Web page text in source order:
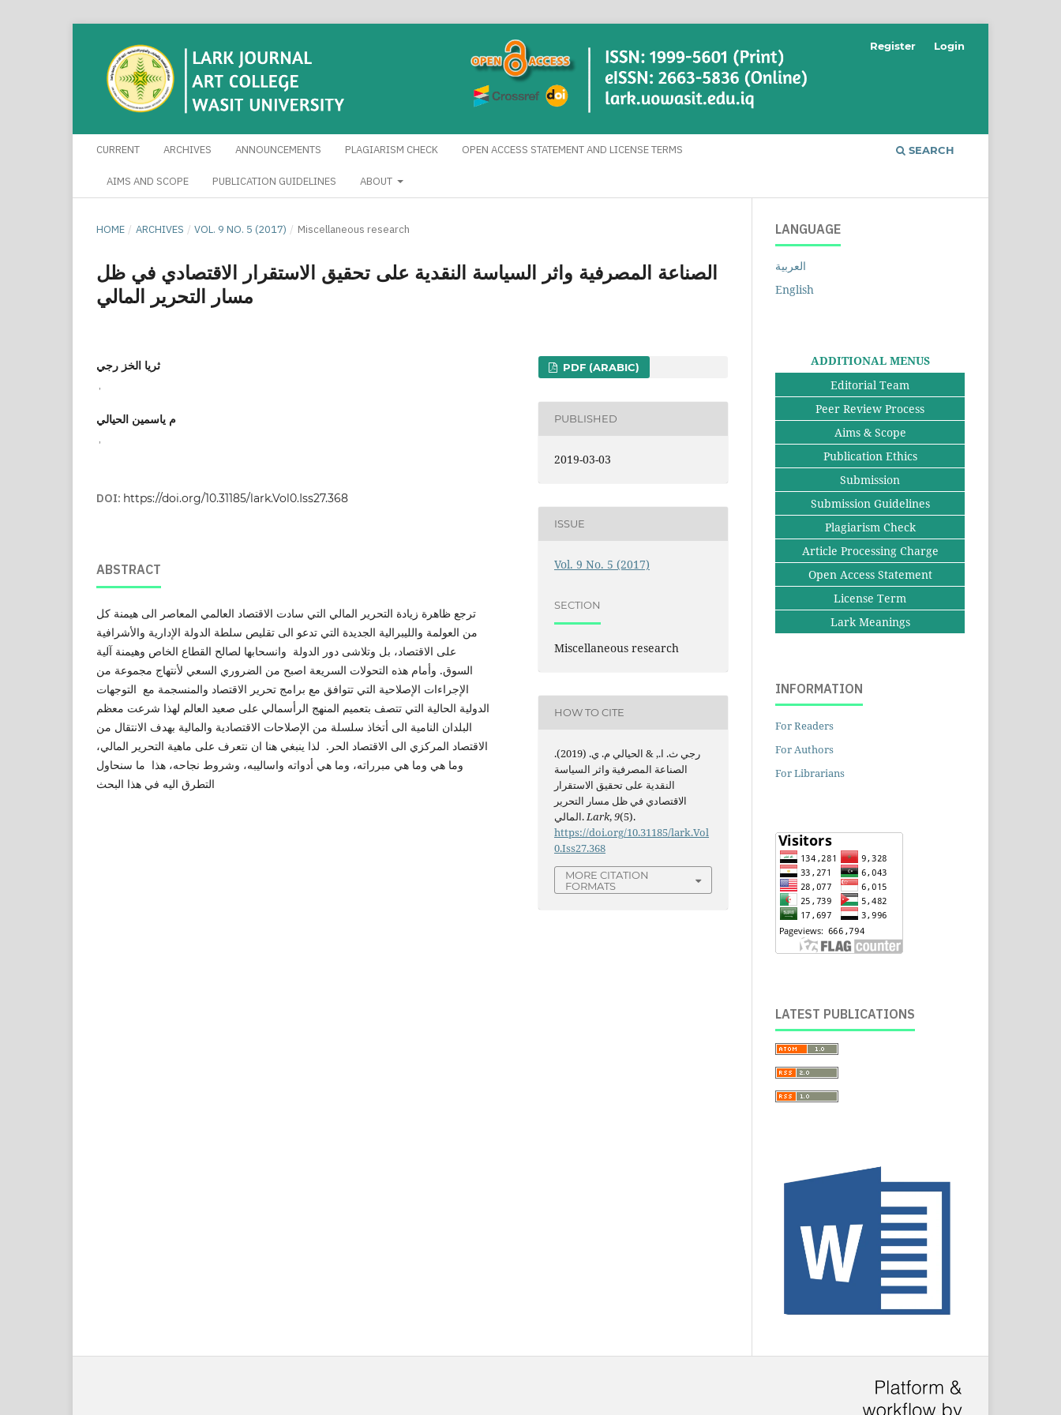
CURRENT ARCHIVES ANNOUNCEMENTS PLAGIARISM CHECK OPEN ACCESS STATEMENT AND LICENSE TERMS
AIMS AND SCOPE PUBLICATION GUIDELINES ABOUT
SEARCH
Register Login
HOME / ARCHIVES / VOL. 9 NO. 5 (2017) / Miscellaneous research
الصناعة المصرفية واثر السياسة النقدية على تحقيق الاستقرار الاقتصادي في ظل
مسار التحرير المالي
ثريا الخز رجي
م ياسمين الحيالي
DOI: https://doi.org/10.31185/lark.Vol0.Iss27.368
ABSTRACT
ترجع ظاهرة زيادة التحرير المالي التي سادت الاقتصاد العالمي المعاصر الى هيمنة كل
من العولمة والليبرالية الجديدة التي تدعو الى تقليص سلطة الدولة الإدارية والأشرافية
على الاقتصاد، بل وتلاشى دور الدولة وانسحابها لصالح القطاع الخاص وهيمنة آلية
السوق. وأمام هذه التحولات السريعة اصبح من الضروري السعي لأنتهاج مجموعة من
الإجراءات الإصلاحية التي تتوافق مع برامج تحرير الاقتصاد والمنسجمة مع التوجهات
الدولية الحالية التي تتصف بتعميم المنهج الرأسمالي على صعيد العالم لهذا شرعت معظم
البلدان النامية الى أتخاذ سلسلة من الإصلاحات الاقتصادية والمالية بهدف الانتقال من
الاقتصاد المركزي الى الاقتصاد الحر. لذا ينبغي هنا ان نتعرف على ماهية التحرير المالي،
وما هي وما هي مبرراته، وما هي أدواته واساليبه، وشروط نجاحه، هذا ما سنحاول
التطرق اليه في هذا البحث
PDF (ARABIC)
PUBLISHED
2019-03-03
ISSUE
Vol. 9 No. 5 (2017)
SECTION
Miscellaneous research
HOW TO CITE
رجي ث. ا., & الحيالي م. ي. (2019).
الصناعة المصرفية واثر السياسة
النقدية على تحقيق الاستقرار
الاقتصادي في ظل مسار التحرير
المالي.Lark,9(5).
https://doi.org/10.31185/lark.Vol
0.Iss27.368
MORE CITATION
FORMATS
LANGUAGE
العربية
English
ADDITIONAL MENUS
Editorial Team
Peer Review Process
Aims & Scope
Publication Ethics
Submission
Submission Guidelines
Plagiarism Check
Article Processing Charge
Open Access Statement
License Term
Lark Meanings
INFORMATION
For Readers
For Authors
For Librarians
LATEST PUBLICATIONS